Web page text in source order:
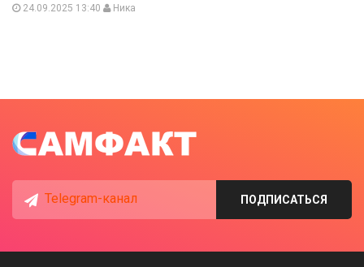
24.09.2025 13:40 Ника
Telegram-канал ПОДПИСАТЬСЯ